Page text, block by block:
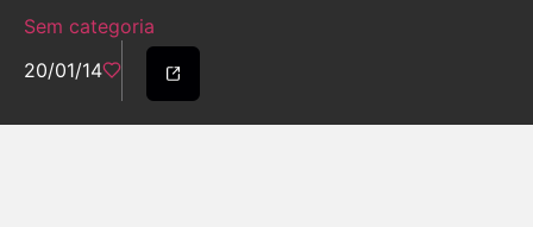
Sem categoria
20/01/14